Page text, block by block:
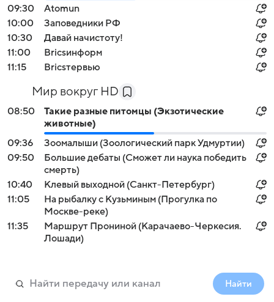
09:30
Atomun
10:00
Заповедники РФ
10:30
Давай начистоту!
11:00
Bricsинформ
11:15
Bricsтервью
Мир вокруг HD
08:50
Такие разные питомцы (Экзотические
животные)
09:36
Зоомалыши (Зоологический парк Удмуртии)
09:50
Большие дебаты (Сможет ли наука победить
смерть)
10:40
Клевый выходной (Санкт-Петербург)
11:05
На рыбалку с Кузьминым (Прогулка по
Москве-реке)
11:35
Маршрут Прониной (Карачаево-Черкесия.
Лошади)
Найти